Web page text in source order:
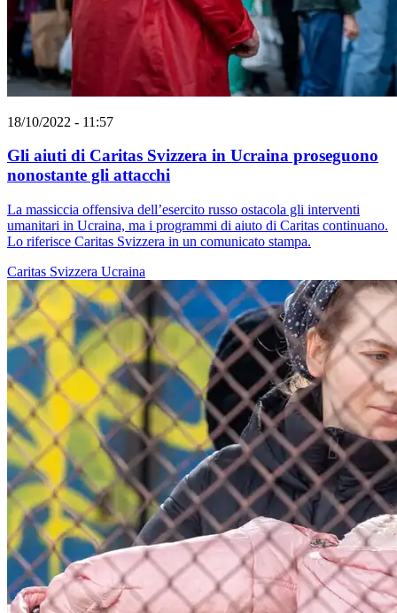
18/10/2022 - 11:57
Gli aiuti di Caritas Svizzera in Ucraina proseguono
nonostante gli attacchi
La massiccia offensiva dell’esercito russo ostacola gli interventi
umanitari in Ucraina, ma i programmi di aiuto di Caritas continuano.
Lo riferisce Caritas Svizzera in un comunicato stampa.
Caritas Svizzera Ucraina